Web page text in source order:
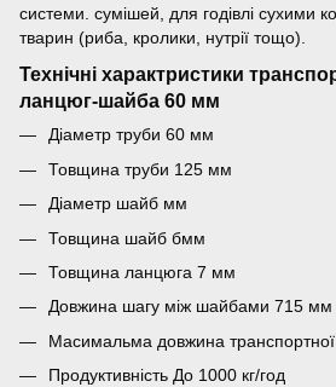
системи. сумішей, для годівлі сухими
тварин (риба, кролики, нутрії тощо).
Технічні характристики
ланцюг-шайба 60 мм
Діаметр труби 60 мм
Товщина труби 125 мм
Діаметр шайб мм
Товщина шайб бмм
Товщина ланцюга 7 мм
Довжина шагу між шайбами 715 мм
Масимальма довжина транспортної
Продуктивність До 1000 кг/год